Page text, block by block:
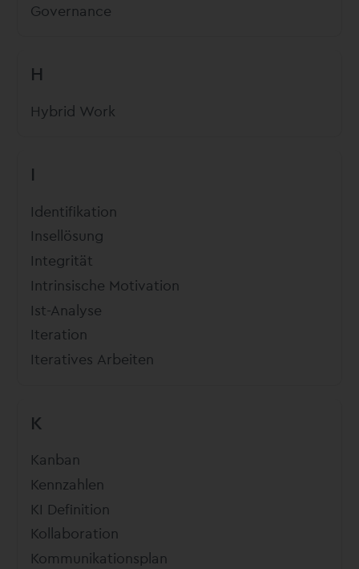
Governance
H
Hybrid Work
I
Identifikation
Insellösung
Integrität
Intrinsische Motivation
Ist-Analyse
Iteration
Iteratives Arbeiten
K
Kanban
Kennzahlen
KI Definition
Kollaboration
Kommunikationsplan